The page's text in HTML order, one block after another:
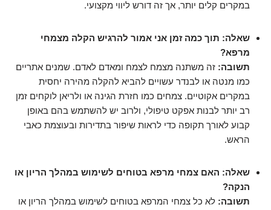
במקרים קלים יותר, אך זה דורש ליווי מקצועי.
שאלה: תוך כמה זמן אני אמור להרגיש הקלה מצמחי
מרפא?
תשובה: זה משתנה מצמח לצמח ומאדם לאדם. שמנים אתריים
כמו מנטה או לבנדר עשויים להביא להקלה מהירה יחסית
במקרים אקוטיים. צמחים כמו חזרת הגינה או ולריאן לוקחים זמן
רב יותר לבנות אפקט טיפולי, ולרוב יש להשתמש בהם באופן
קבוע לאורך תקופה כדי לראות שיפור בתדירות ובעוצמת כאבי
הראש.
שאלה: האם צמחי מרפא בטוחים לשימוש במהלך הריון או
הנקה?
תשובה: לא כל צמחי המרפא בטוחים לשימוש במהלך הריון או